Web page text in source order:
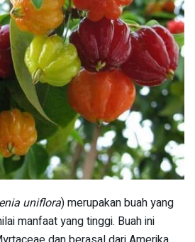
uniflora) merupakan buah yang
manfaat yang tinggi. Buah ini